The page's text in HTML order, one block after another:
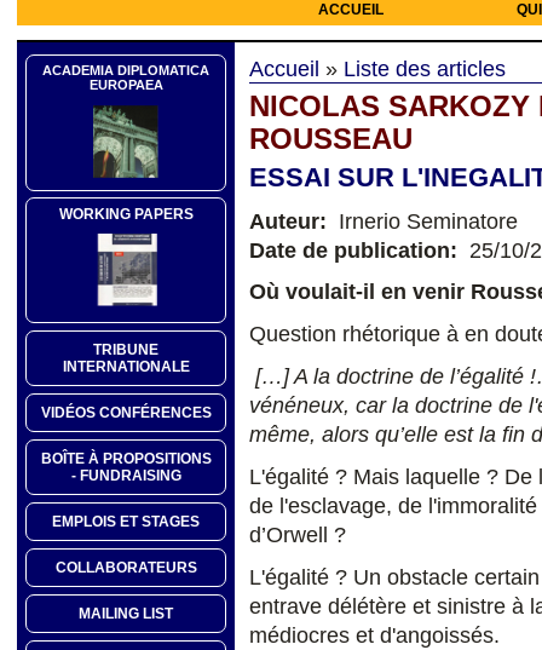
ACCUEIL
ACADEMIA DIPLOMATICA
EUROPAEA
WORKING PAPERS
TRIBUNE
INTERNATIONALE
VIDÉOS CONFÉRENCES
BOÎTE À PROPOSITIONS
- FUNDRAISING
EMPLOIS ET STAGES
COLLABORATEURS
MAILING LIST
Accueil » Liste des articles
NICOLAS SARKOZY
ROUSSEAU
ESSAI SUR
Auteur: Irnerio Seminatore
Date de publication: 25/10/
Où voulait-il en venir
Question rhétorique à en
[…] A la doctrine de l’égalité
vénéneux, car la doctrine de
même, alors qu’elle est la
L'égalité ? Mais laquelle ?
de l'esclavage, de
d’Orwell ?
L'égalité ? Un obstacle
entrave délétère et sinistre à
médiocres et d'angoissés.